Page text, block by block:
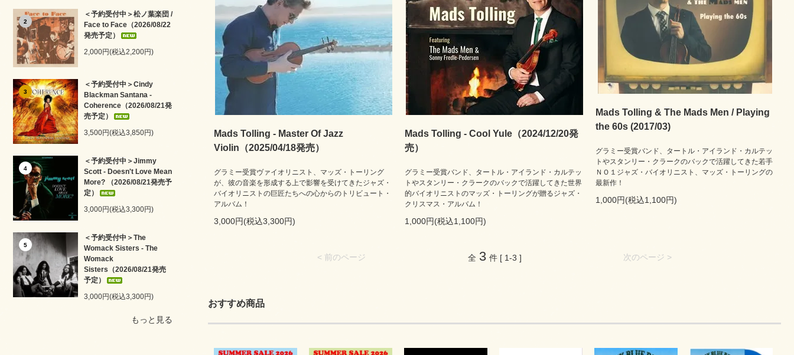
2
＜予約受付中＞松ノ葉楽団 /
Face to Face（2026/08/22
発売予定）
2,000円(税込2,200円)
3
＜予約受付中＞Cindy
Blackman Santana -
Coherence（2026/08/21発
売予定）
3,500円(税込3,850円)
4
＜予約受付中＞Jimmy
Scott - Doesn't Love Mean
More? （2026/08/21発売予
定）
3,000円(税込3,300円)
5
＜予約受付中＞The
Womack Sisters - The
Womack
Sisters（2026/08/21発売
予定）
3,000円(税込3,300円)
もっと見る
Mads Tolling - Master Of Jazz
Violin（2025/04/18発売）
グラミー受賞ヴァイオリニスト、マッズ・トーリング
が、彼の音楽を形成する上で影響を受けてきたジャズ・
バイオリニストの巨匠たちへの心からのトリビュート・
アルバム！
3,000円(税込3,300円)
Mads Tolling - Cool Yule（2024/12/20発
売）
グラミー受賞バンド、タートル・アイランド・カルテッ
トやスタンリー・クラークのバックで活躍してきた世界
的バイオリニストのマッズ・トーリングが贈るジャズ・
クリスマス・アルバム！
1,000円(税込1,100円)
Mads Tolling & The Mads Men / Playing
the 60s (2017/03)
グラミー受賞バンド、タートル・アイランド・カルテッ
トやスタンリー・クラークのバックで活躍してきた若手
ＮＯ１ジャズ・バイオリニスト、マッズ・トーリングの
最新作！
1,000円(税込1,100円)
< 前のページ 次のページ >
全 3 件 [ 1-3 ]
おすすめ商品